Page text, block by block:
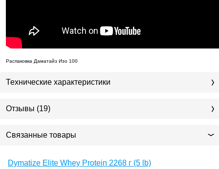
Распаковка Даматайз Изо 100
Технические характеристики
Отзывы (19)
Связанные товары
Dymatize Elite Whey Protein 2268 г (5 lb)